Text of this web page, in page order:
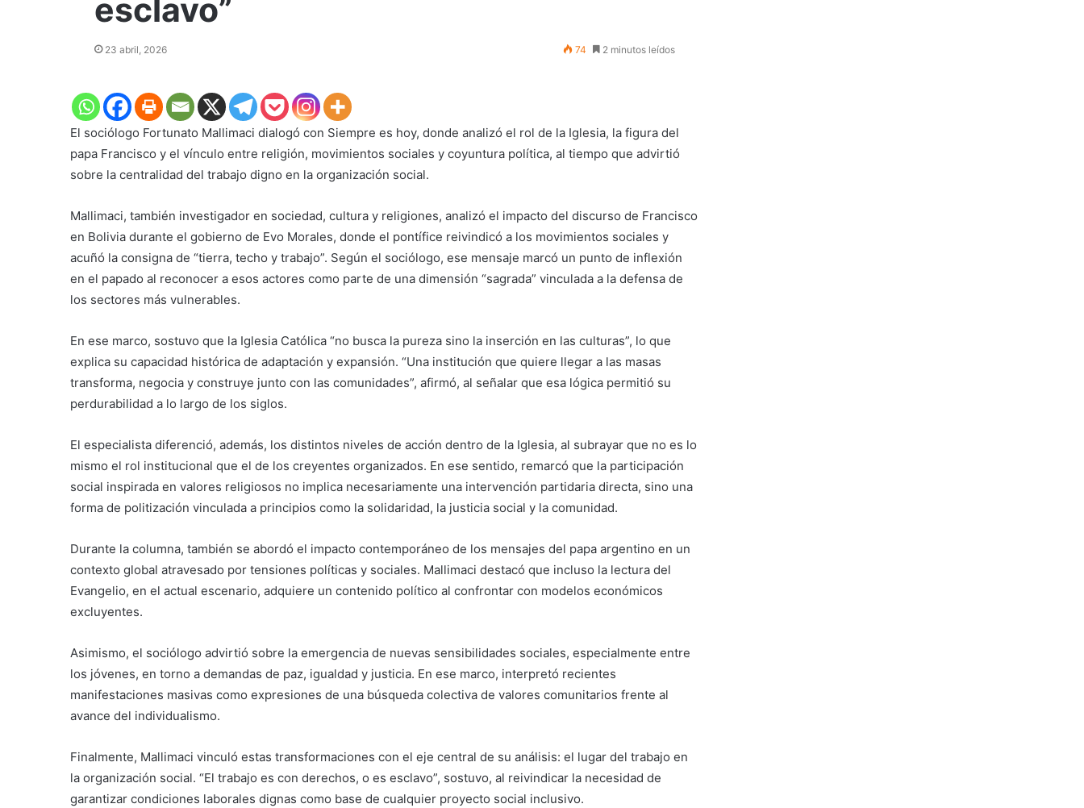
esclavo”
23 abril, 2026 74 2 minutos leídos
El sociólogo Fortunato Mallimaci dialogó con Siempre es hoy, donde analizó el rol de la Iglesia, la figura del
papa Francisco y el vínculo entre religión, movimientos sociales y coyuntura política, al tiempo que advirtió
sobre la centralidad del trabajo digno en la organización social.
Mallimaci, también investigador en sociedad, cultura y religiones, analizó el impacto del discurso de Francisco
en Bolivia durante el gobierno de Evo Morales, donde el pontífice reivindicó a los movimientos sociales y
acuñó la consigna de “tierra, techo y trabajo”. Según el sociólogo, ese mensaje marcó un punto de inflexión
en el papado al reconocer a esos actores como parte de una dimensión “sagrada” vinculada a la defensa de
los sectores más vulnerables.
En ese marco, sostuvo que la Iglesia Católica “no busca la pureza sino la inserción en las culturas”, lo que
explica su capacidad histórica de adaptación y expansión. “Una institución que quiere llegar a las masas
transforma, negocia y construye junto con las comunidades”, afirmó, al señalar que esa lógica permitió su
perdurabilidad a lo largo de los siglos.
El especialista diferenció, además, los distintos niveles de acción dentro de la Iglesia, al subrayar que no es lo
mismo el rol institucional que el de los creyentes organizados. En ese sentido, remarcó que la participación
social inspirada en valores religiosos no implica necesariamente una intervención partidaria directa, sino una
forma de politización vinculada a principios como la solidaridad, la justicia social y la comunidad.
Durante la columna, también se abordó el impacto contemporáneo de los mensajes del papa argentino en un
contexto global atravesado por tensiones políticas y sociales. Mallimaci destacó que incluso la lectura del
Evangelio, en el actual escenario, adquiere un contenido político al confrontar con modelos económicos
excluyentes.
Asimismo, el sociólogo advirtió sobre la emergencia de nuevas sensibilidades sociales, especialmente entre
los jóvenes, en torno a demandas de paz, igualdad y justicia. En ese marco, interpretó recientes
manifestaciones masivas como expresiones de una búsqueda colectiva de valores comunitarios frente al
avance del individualismo.
Finalmente, Mallimaci vinculó estas transformaciones con el eje central de su análisis: el lugar del trabajo en
la organización social. “El trabajo es con derechos, o es esclavo”, sostuvo, al reivindicar la necesidad de
garantizar condiciones laborales dignas como base de cualquier proyecto social inclusivo.